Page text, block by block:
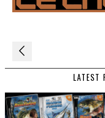
Navigation
de LATEST